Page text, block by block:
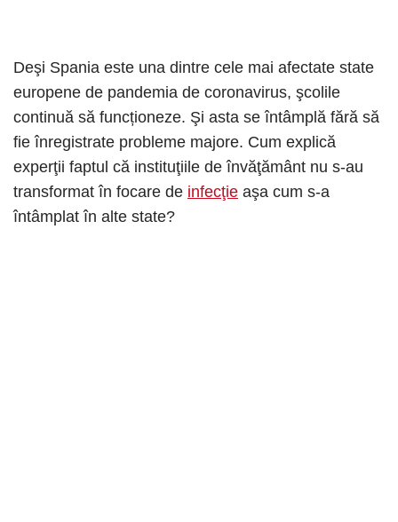
Deşi Spania este una dintre cele mai afectate state
europene de pandemia de coronavirus, şcolile
continuă să funcționeze. Şi asta se întâmplă fără să
fie înregistrate probleme majore. Cum explică
experţii faptul că instituţiile de învăţământ nu s-au
transformat în focare de infecţie aşa cum s-a
întâmplat în alte state?